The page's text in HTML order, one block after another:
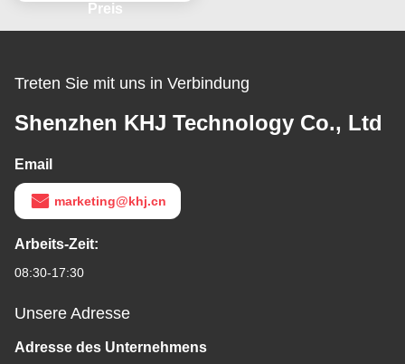
Preis
Treten Sie mit uns in Verbindung
Shenzhen KHJ Technology Co., Ltd
Email
marketing@khj.cn
Arbeits-Zeit:
08:30-17:30
Unsere Adresse
Adresse des Unternehmens